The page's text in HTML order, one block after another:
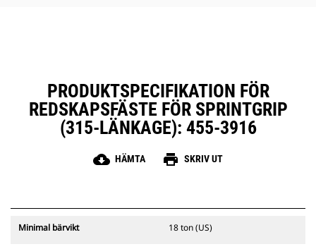
PRODUKTSPECIFIKATION FÖR
REDSKAPSFÄSTE FÖR SPRINTGRIP
(315-LÄNKAGE): 455-3916
cloud_download HÄMTA print SKRIV UT
Minimal bärvikt 18 ton (US)